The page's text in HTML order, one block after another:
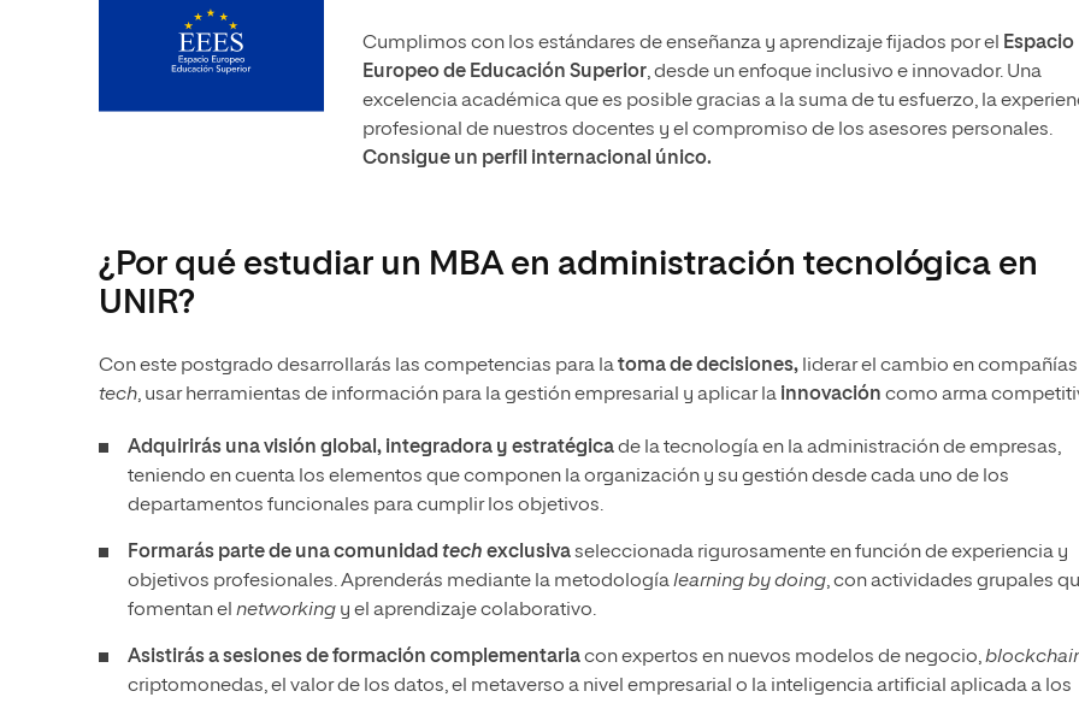
Cumplimos con los estándares de enseñanza y aprendizaje fijados por el
Espacio
Europeo de Educación Superior, desde un enfoque inclusivo e innovador. Una
excelencia académica que es posible gracias a la suma de tu esfuerzo, la
profesional de nuestros docentes y el compromiso de los asesores personales.
Consigue un perfil internacional único.
¿Por qué estudiar un MBA en administración tecnológica en
UNIR?
Con este postgrado desarrollarás las competencias para latoma de decisiones, liderar el cambio en compañías
tech, usar herramientas de información para la gestión empresarial y aplicar la innovación como arma
Adquirirás una visión global, integradora y estratégicade la tecnología en la administración de empresas,
teniendo en cuenta los elementos que componen la organización y su gestión desde cada uno de los
departamentos funcionales para cumplir los objetivos.
Formarás parte de una comunidad tech exclusivaseleccionada rigurosamente en función de experiencia y
objetivos profesionales. Aprenderás mediante la metodologíalearning by doing, con actividades grupales
fomentan el networking y el aprendizaje colaborativo.
Asistirás a sesiones de formación complementariacon expertos en nuevos modelos de negocio,
criptomonedas, el valor de los datos, el metaverso a nivel empresarial o la inteligencia artificial aplicada a los